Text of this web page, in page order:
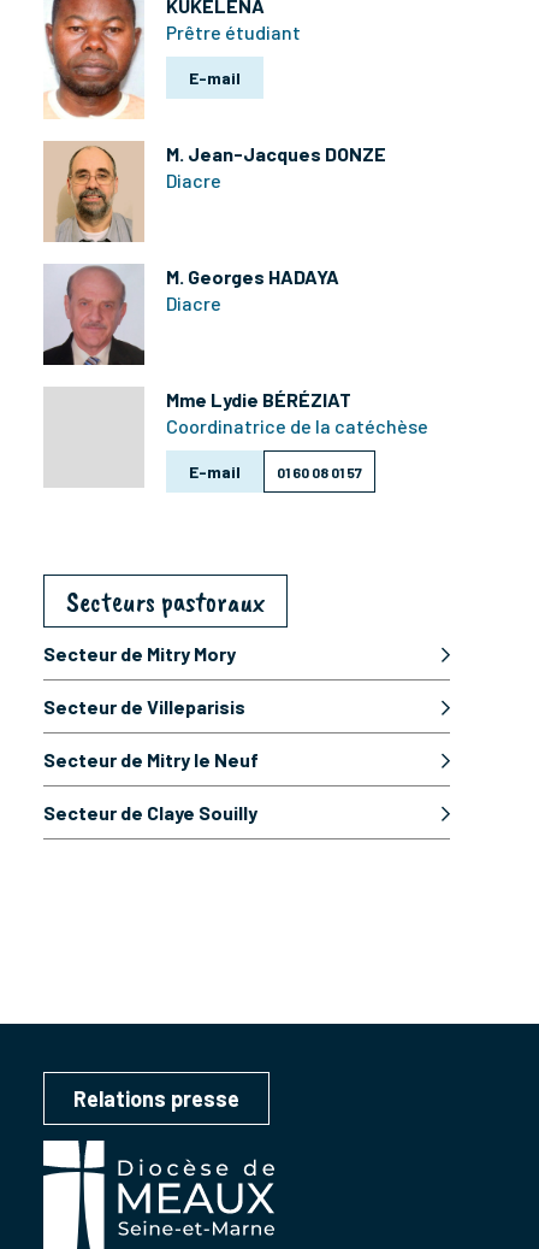
KUKELENA
Prêtre étudiant
E-mail
M. Jean-Jacques DONZE
Diacre
M. Georges HADAYA
Diacre
Mme Lydie BÉRÉZIAT
Coordinatrice de la catéchèse
E-mail 01 60 08 01 57
Secteurs pastoraux
Secteur de Mitry Mory
Secteur de Villeparisis
Secteur de Mitry le Neuf
Secteur de Claye Souilly
Relations presse